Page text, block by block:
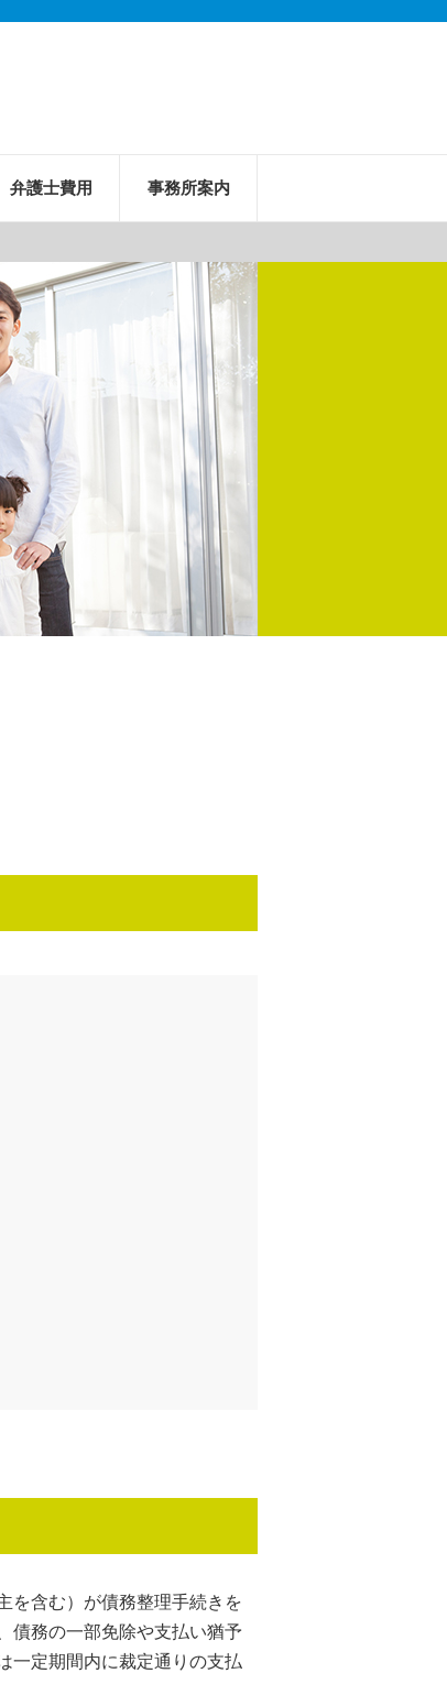
弁護士費用 事務所案内
を含む）が債務整理手続きを
債務の一部免除や支払い猶予
一定期間内に裁定通りの支払